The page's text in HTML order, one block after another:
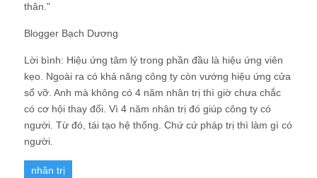
thân."
Blogger Bạch Dương
Lời bình: Hiệu ứng tâm lý trong phần đầu là hiệu ứng viên
kẹo. Ngoài ra có khả năng công ty còn vướng hiệu ứng cửa
sổ vỡ. Anh mà không có 4 năm nhân trị thì giờ chưa chắc
có cơ hội thay đổi. Vì 4 năm nhân trị đó giúp công ty có
người. Từ đó, tái tạo hệ thống. Chứ cứ pháp trị thì làm gì có
người.
nhân trị